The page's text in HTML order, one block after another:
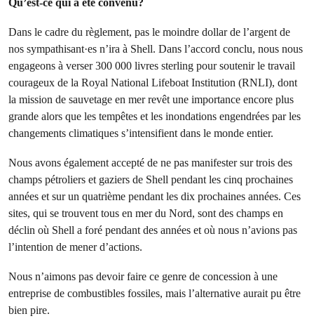
Dans le cadre du règlement, pas le moindre dollar de l’argent de
nos sympathisant·es n’ira à Shell. Dans l’accord conclu, nous nous
engageons à verser 300 000 livres sterling pour soutenir le travail
courageux de la Royal National Lifeboat Institution (RNLI), dont
la mission de sauvetage en mer revêt une importance encore plus
grande alors que les tempêtes et les inondations engendrées par les
changements climatiques s’intensifient dans le monde entier.
Nous avons également accepté de ne pas manifester sur trois des
champs pétroliers et gaziers de Shell pendant les cinq prochaines
années et sur un quatrième pendant les dix prochaines années. Ces
sites, qui se trouvent tous en mer du Nord, sont des champs en
déclin où Shell a foré pendant des années et où nous n’avions pas
l’intention de mener d’actions.
Nous n’aimons pas devoir faire ce genre de concession à une
entreprise de combustibles fossiles, mais l’alternative aurait pu être
bien pire.